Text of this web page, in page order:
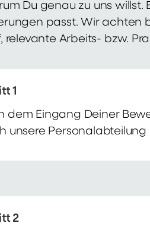
Du genau zu uns
passt. Wir
relevante Arbeits- bzw.
1
dem Eingang Deiner
unsere
2